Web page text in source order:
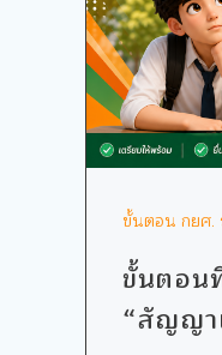
ขั้นตอน กยศ.
ขั้นตอน
“สัญญา